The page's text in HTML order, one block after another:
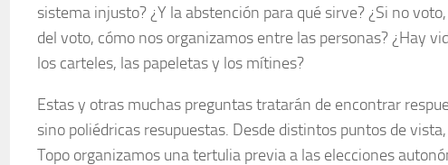
sistema injusto? ¿Y la abstención para qué sirve? ¿Si no
del voto, cómo nos organizamos entre las personas? ¿Hay
los carteles, las papeletas y los mítines?
Estas y otras muchas preguntas tratarán de encontrar
sino poliédricas resupuestas. Desde distintos puntos de
Topo organizamos una tertulia previa a las elecciones